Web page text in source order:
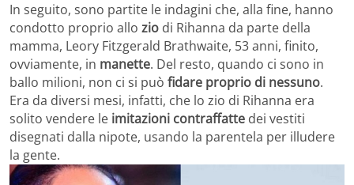
In seguito, sono partite le indagini che, alla fine, hanno
condotto proprio allo zio di Rihanna da parte della
mamma, Leory Fitzgerald Brathwaite, 53 anni, finito,
ovviamente, in manette. Del resto, quando ci sono in
ballo milioni, non ci si può fidare proprio di nessuno.
Era da diversi mesi, infatti, che lo zio di Rihanna era
solito vendere le imitazioni contraffatte dei vestiti
disegnati dalla nipote, usando la parentela per illudere
la gente.